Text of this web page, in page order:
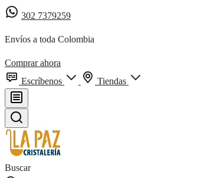
302 7379259
Envíos a toda Colombia
Comprar ahora
Escríbenos
Tiendas
Buscar